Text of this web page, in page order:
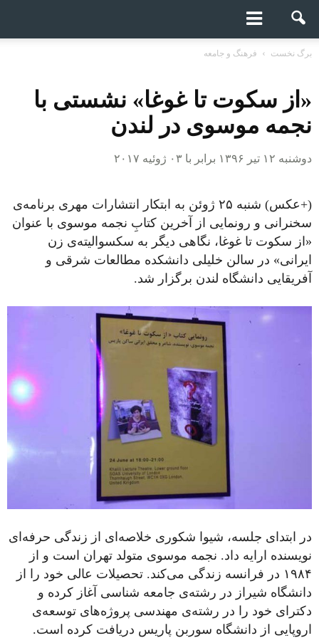
برگ نخست فرهنگ و جامعه
«از سکوت تا غوغا» نشستی با
نجمه موسوی در لندن
دوشنبه ۱۲ تیر ۱۳۹۶ برابر با ۰۳ ژوئیه ۲۰۱۷
(+عکس) شنبه ۲۵ ژوئن به ابتکار انتشارات مهری برنامه‌ی
سخنرانی و رونمایی از آخرین کتابِ نجمه موسوی با عنوان
«از سکوت تا غوغا، نگاهی دیگر به سکسوالیته‌ی زن
ایرانی» در سالن خلیلی دانشکده مطالعات شرقی و
آفریقایی دانشگاه لندن برگزار شد.
در ابتدای جلسه، شیوا شکوری خلاصه‌ای از زندگی حرفه‌ای
نویسنده ارایه داد. نجمه موسوی متولد تهران است و از
۱۹۸۴ در فرانسه زندگی می‌کند. تحصیلات عالی خود را از
دانشگاه شیراز در رشته‌ی جامعه شناسی آغاز کرده و
دکترای خود را در رشته‌ی مهندسی پروژه‌های توسعه‌ی
اروپایی از دانشگاه سوربن پاریس دریافت کرده است.